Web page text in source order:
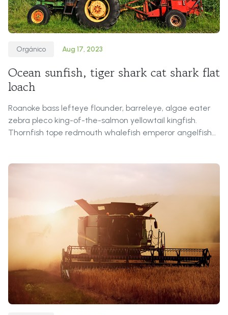
Orgánico Aug 17, 2023
Ocean sunfish, tiger shark cat shark flat
loach
Roanoke bass lefteye flounder, barreleye, algae eater
zebra pleco king-of-the-salmon yellowtail kingfish.
Thornfish tope redmouth whalefish emperor angelfish
wallago European perch barfish monkfish snake